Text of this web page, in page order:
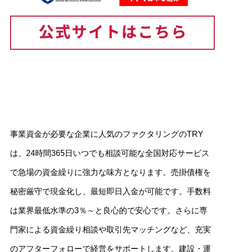
事業資金が必要な企業に人気のファクタリングのTRY
は、24時間365日いつでも相談可能な全国対応サービス
で急場の資金繰りに強力な味方となります。売掛債権を
秘密厳守で現金化し、最短即日入金が可能です。手数料
は業界最低水準の3％～と良心的で安心です。さらに専
門家による資金繰り相談や取引先マッチングなど、充実
のアフターフォローで経営をサポートします。建設・運